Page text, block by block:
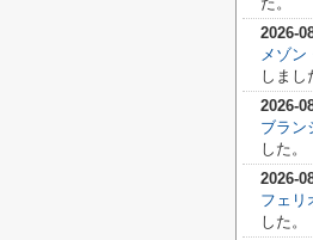
2026-
メゾン
しまし
2026-
ブラン
した。
2026-
フェリ
した。